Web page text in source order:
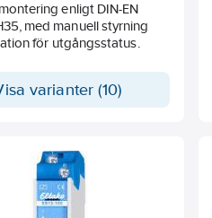
enligt DIN-EN
med manuell styrning
för utgångsstatus.
varianter (10)